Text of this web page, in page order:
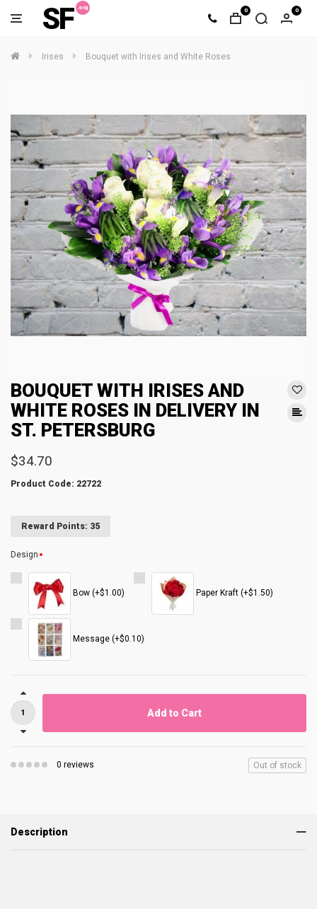
SF 0 0
Irises Bouquet with Irises and White Roses
BOUQUET WITH IRISES AND
WHITE ROSES IN DELIVERY IN
ST. PETERSBURG
$34.70
Product Code: 22722
Reward Points: 35
Design
Bow (+$1.00) Paper Kraft (+$1.50)
Message (+$0.10)
Add to Cart
0 reviews Out of stock
Description